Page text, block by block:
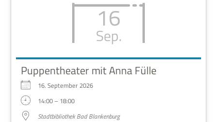
16
Sep.
Puppentheater mit Anna Fülle
16. Sep­tem­ber 2026
14:00 – 18:00
Stadt­bi­blio­thek Bad Blankenburg